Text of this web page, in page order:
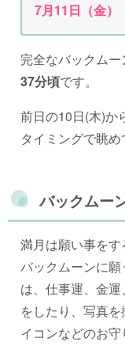
7月11日（金）
完全なバックムー
37分頃です。
前日の10日(木)か
タイミングで眺め
バックムー
満月は願い事をす
バックムーンに
は、仕事運、金
をしたり、写真
イコンなどのお守